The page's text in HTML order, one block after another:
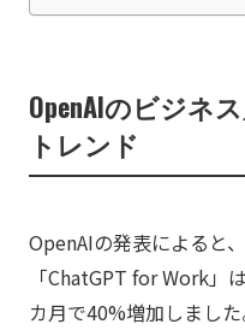
OpenAIのビジネ
トレンド
OpenAIの発表によると
「ChatGPT for Work」
カ月で40%増加しまし